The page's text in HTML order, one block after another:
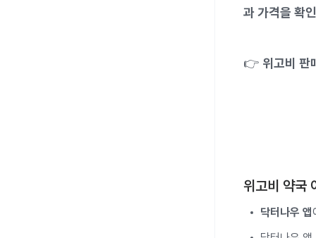
과 가격을 확
👉 위고비 판
위고비 약국
닥터나우 앱